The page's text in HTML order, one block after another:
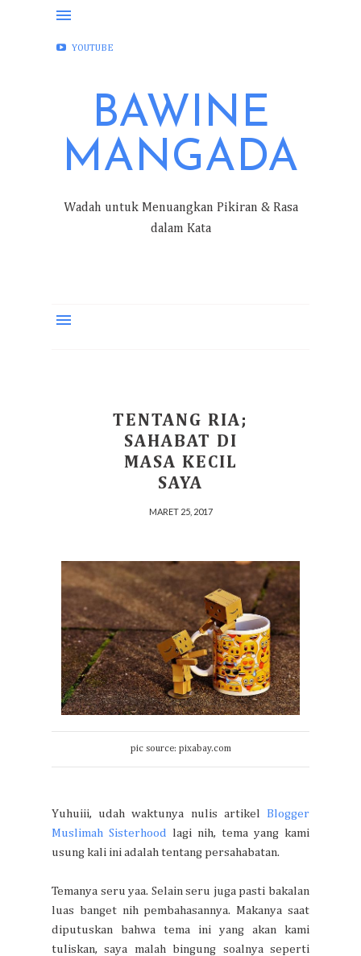
FACEBOOK
YOUTUBE
BAWINE
MANGADA
Wadah untuk Menuangkan Pikiran & Rasa
dalam Kata
TENTANG RIA;
SAHABAT DI
MASA KECIL
SAYA
MARET 25, 2017
pic source: pixabay.com
Yuhuiii, udah waktunya nulis artikel Blogger
Muslimah Sisterhood lagi nih, tema yang kami
usung kali ini adalah tentang persahabatan.
Temanya seru yaa. Selain seru juga pasti bakalan
luas banget nih pembahasannya. Makanya saat
diputuskan bahwa tema ini yang akan kami
tuliskan, saya malah bingung soalnya seperti